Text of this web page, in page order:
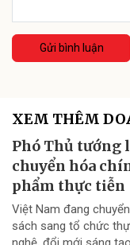
Gửi bình luận
XEM THÊM
Phó Thủ tướng
chuyển hóa
phẩm thực tiễn
Việt Nam đang
sách sang tổ chức